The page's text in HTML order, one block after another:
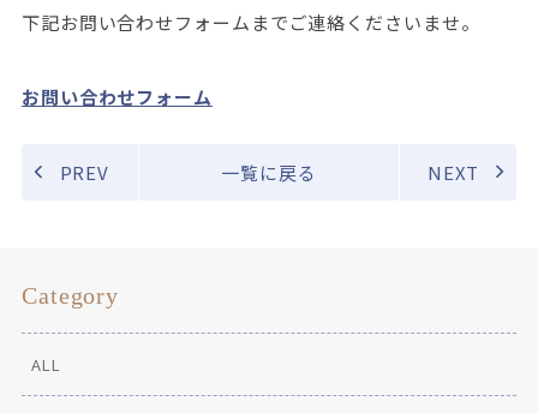
下記お問い合わせフォームまでご連絡くださいませ。
お問い合わせフォーム
PREV 一覧に戻る NEXT
Category
ALL